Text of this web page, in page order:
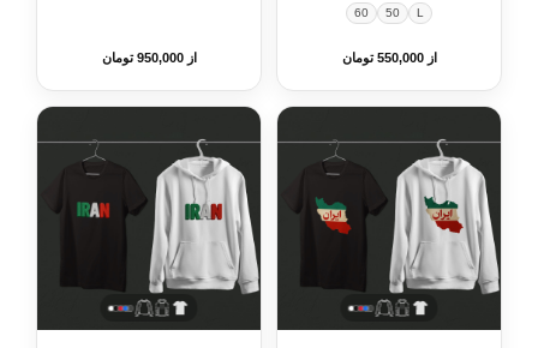
L
50
60
از 550,000 تومان از 950,000 تومان